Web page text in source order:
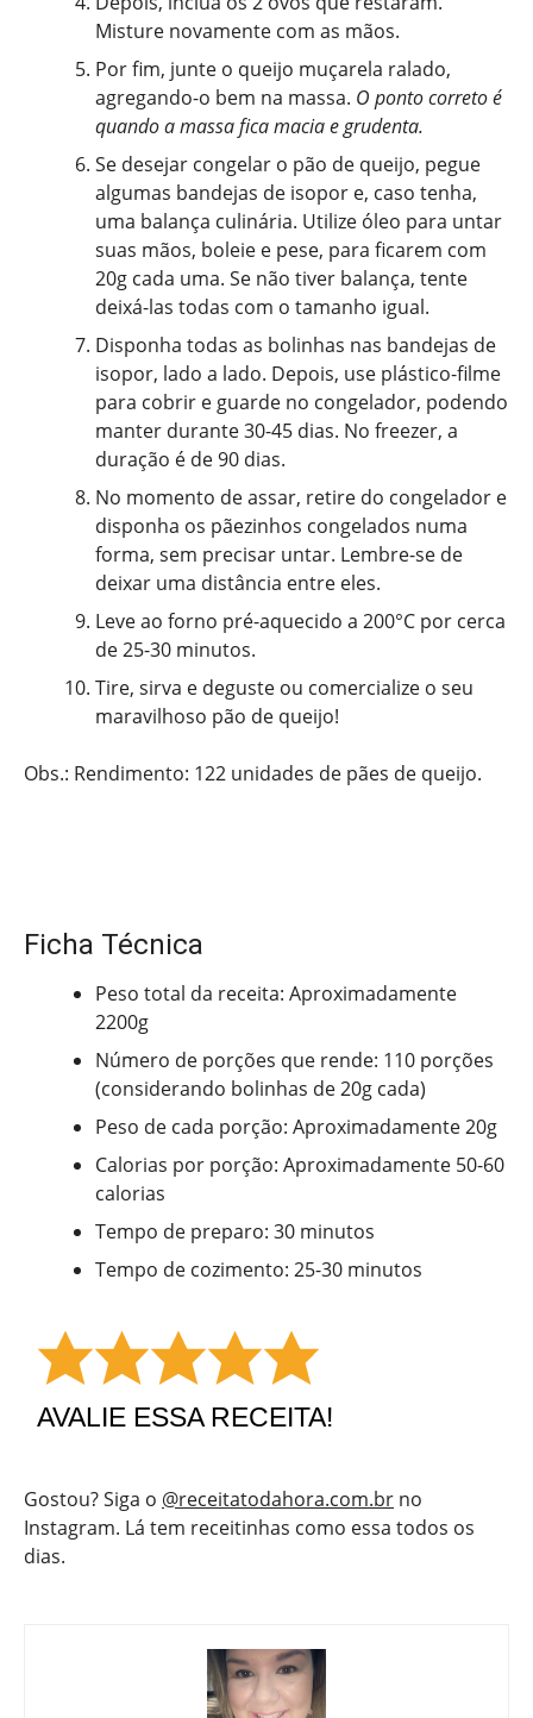
Misture novamente com as mãos.
Por fim, junte o queijo muçarela ralado,
agregando-o bem na massa. O ponto correto é
quando a massa fica macia e grudenta.
Se desejar congelar o pão de queijo, pegue
algumas bandejas de isopor e, caso tenha,
uma balança culinária. Utilize óleo para untar
suas mãos, boleie e pese, para ficarem com
20g cada uma. Se não tiver balança, tente
deixá-las todas com o tamanho igual.
Disponha todas as bolinhas nas bandejas de
isopor, lado a lado. Depois, use plástico-filme
para cobrir e guarde no congelador, podendo
manter durante 30-45 dias. No freezer, a
duração é de 90 dias.
No momento de assar, retire do congelador e
disponha os pãezinhos congelados numa
forma, sem precisar untar. Lembre-se de
deixar uma distância entre eles.
Leve ao forno pré-aquecido a 200°C por cerca
de 25-30 minutos.
Tire, sirva e deguste ou comercialize o seu
maravilhoso pão de queijo!
Obs.: Rendimento: 122 unidades de pães de queijo.
Ficha Técnica
Peso total da receita: Aproximadamente
2200g
Número de porções que rende: 110 porções
(considerando bolinhas de 20g cada)
Peso de cada porção: Aproximadamente 20g
Calorias por porção: Aproximadamente 50-60
calorias
Tempo de preparo: 30 minutos
Tempo de cozimento: 25-30 minutos
AVALIE ESSA RECEITA!
Gostou? Siga o @receitatodahora.com.br no
Instagram. Lá tem receitinhas como essa todos os
dias.